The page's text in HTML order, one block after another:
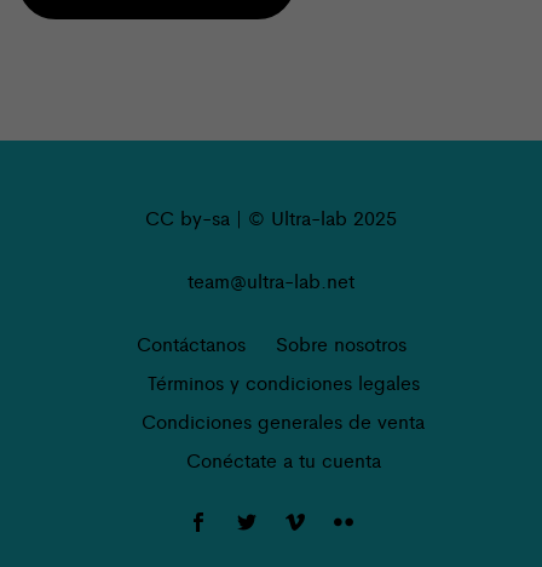
CC by-sa | © Ultra-lab 2025
team@ultra-lab.net
Contáctanos
Sobre nosotros
Términos y condiciones legales
Condiciones generales de venta
Conéctate a tu cuenta